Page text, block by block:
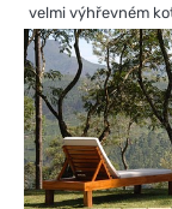
velmi výhřevném